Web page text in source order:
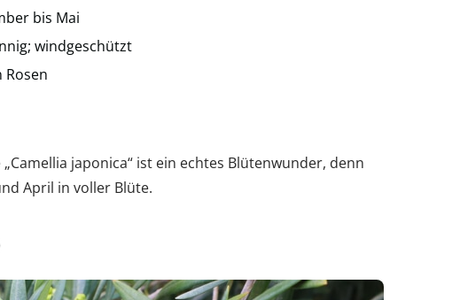
bis Mai
windgeschützt
Rosen
japonica“ ist ein echtes Blütenwunder, denn
April in voller Blüte.